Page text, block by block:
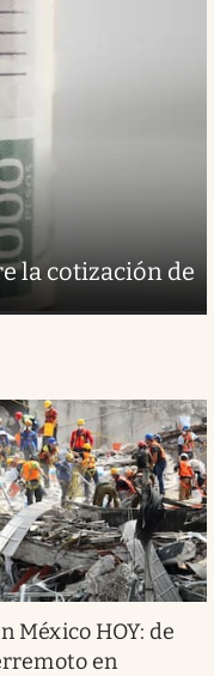
la cotización de
México HOY: de
en